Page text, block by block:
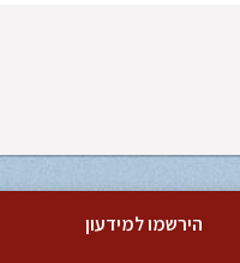
הירשמו למידעון